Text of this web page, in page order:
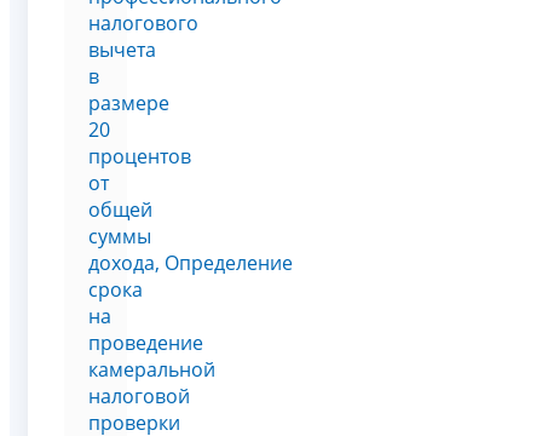
налогового
вычета
в
размере
20
процентов
от
общей
суммы
дохода, Определение
срока
на
проведение
камеральной
налоговой
проверки